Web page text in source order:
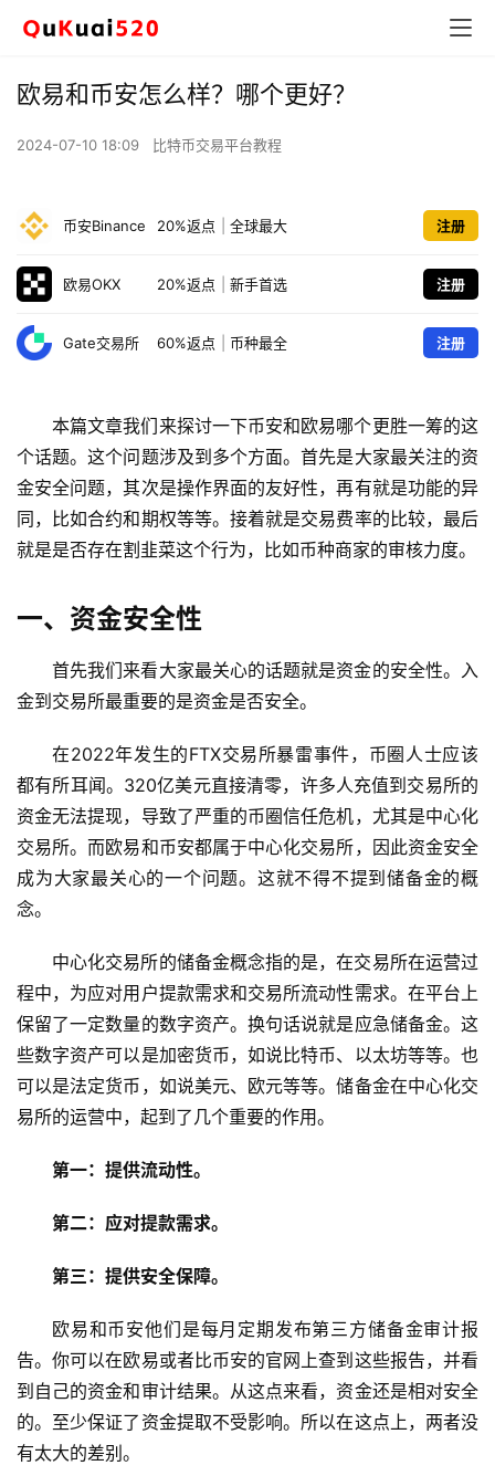
欧易和币安怎么样？哪个更好？
2024-07-10 18:09 比特币交易平台教程
币安Binance 20%返点 全球最大 注册
欧易OKX 20%返点 新手首选 注册
Gate交易所 60%返点 币种最全 注册
本篇文章我们来探讨一下币安和欧易哪个更胜一筹的这
个话题。这个问题涉及到多个方面。首先是大家最关注的资
金安全问题，其次是操作界面的友好性，再有就是功能的异
同，比如合约和期权等等。接着就是交易费率的比较，最后
就是是否存在割韭菜这个行为，比如币种商家的审核力度。
一、资金安全性
首先我们来看大家最关心的话题就是资金的安全性。入
金到交易所最重要的是资金是否安全。
在2022年发生的FTX交易所暴雷事件，币圈人士应该
都有所耳闻。320亿美元直接清零，许多人充值到交易所的
资金无法提现，导致了严重的币圈信任危机，尤其是中心化
交易所。而欧易和币安都属于中心化交易所，因此资金安全
成为大家最关心的一个问题。这就不得不提到储备金的概
念。
中心化交易所的储备金概念指的是，在交易所在运营过
程中，为应对用户提款需求和交易所流动性需求。在平台上
保留了一定数量的数字资产。换句话说就是应急储备金。这
些数字资产可以是加密货币，如说比特币、以太坊等等。也
可以是法定货币，如说美元、欧元等等。储备金在中心化交
易所的运营中，起到了几个重要的作用。
第一：提供流动性。
第二：应对提款需求。
第三：提供安全保障。
欧易和币安他们是每月定期发布第三方储备金审计报
告。你可以在欧易或者比币安的官网上查到这些报告，并看
到自己的资金和审计结果。从这点来看，资金还是相对安全
的。至少保证了资金提取不受影响。所以在这点上，两者没
有太大的差别。